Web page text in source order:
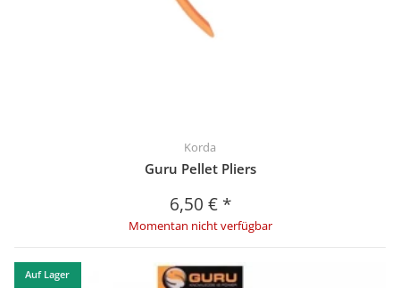
Korda
Guru Pellet Pliers
6,50 € *
Momentan nicht verfügbar
Auf Lager